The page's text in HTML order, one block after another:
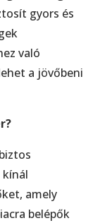
gyors és
való
a jövőbeni
kínál
amely
belépők